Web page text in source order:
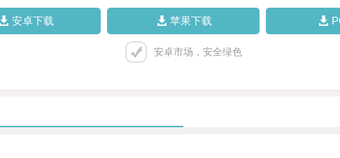
安卓下载 苹果下载
安卓市场，安全绿色